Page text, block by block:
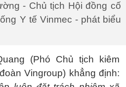
- Chủ tịch Hội đồng cố
Y tế Vinmec - phát biểu
(Phó Chủ tịch kiêm
Vingroup) khẳng định: